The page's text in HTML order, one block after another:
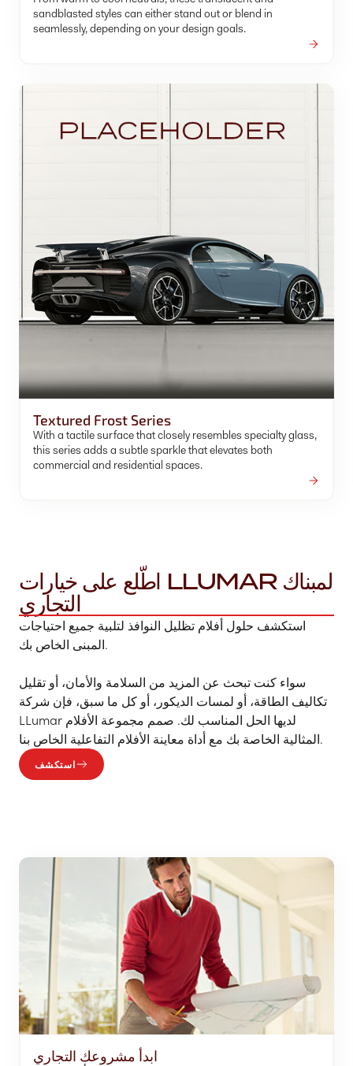
sandblasted styles can either stand out or blend in
seamlessly, depending on your design goals.
Textured Frost Series
With a tactile surface that closely resembles specialty glass,
this series adds a subtle sparkle that elevates both
commercial and residential spaces.
اطّلع على خيارات LLUMAR لمبناك
التجاري
استكشف حلول أفلام تظليل النوافذ لتلبية جميع احتياجات
المبنى الخاص بك.
سواء كنت تبحث عن المزيد من السلامة والأمان، أو تقليل
تكاليف الطاقة، أو لمسات الديكور، أو كل ما سبق، فإن شركة
LLumar لديها الحل المناسب لك. صمم مجموعة الأفلام
المثالية الخاصة بك مع أداة معاينة الأفلام التفاعلية الخاص بنا.
استكشف
ابدأ مشروعك التجاري